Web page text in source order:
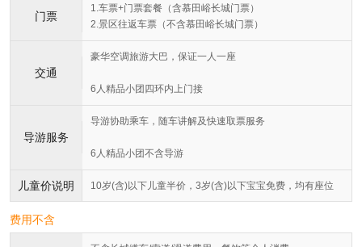
门票
1.车票+门票套餐（含慕田峪长城门票）
2.景区往返车票（不含慕田峪长城门票）
交通
豪华空调旅游大巴，保证一人一座
6人精品小团四环内上门接
导游服务
导游协助乘车，随车讲解及快速取票服务
6人精品小团不含导游
儿童价说明 10岁(含)以下儿童半价，3岁(含)以下宝宝免费，均有座位
费用不含